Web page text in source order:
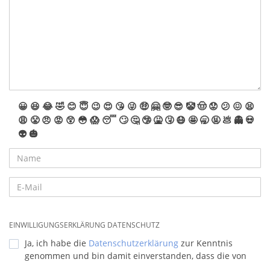
😀 😆 😂🤣 😊 😇 😉 😍 😘 😜 🤑 🤗 🤓 😎 🤡🤠 😟 😕 😖 😫
😩 😤 😠 😡 😲 😳 😱 😴 🙄 🤔 🤥 🤮 🤧 😷 🤩 🥱 🤬 💩 👻 💀
👽 🎃
EINWILLIGUNGSERKLÄRUNG DATENSCHUTZ
Ja, ich habe die Datenschutzerklärung zur Kenntnis
genommen und bin damit einverstanden, dass die von